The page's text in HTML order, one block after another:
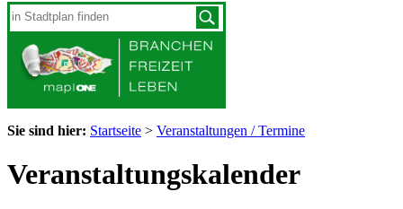
Sie sind hier: Startseite > Veranstaltungen / Termine
Veranstaltungskalender